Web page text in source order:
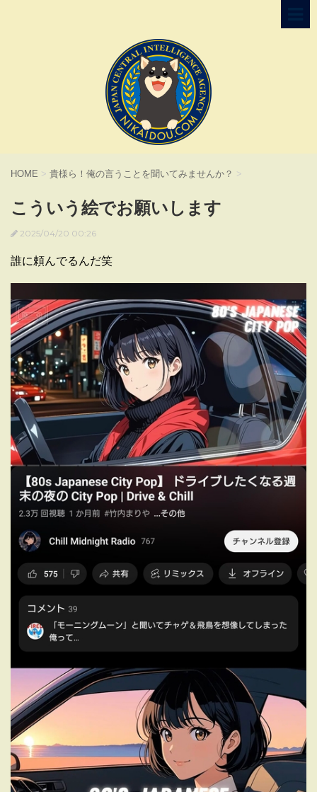
HOME > 貴様ら！俺の言うことを聞いてみませんか？ >
こういう絵でお願いします
2025/04/20 00:26
誰に頼んでるんだ笑